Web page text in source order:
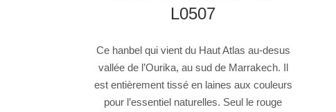
L0507
Ce hanbel qui vient du Haut Atlas au-desus
vallée de l’Ourika, au sud de Marrakech. Il
est entièrement tissé en laines aux couleurs
pour l’essentiel naturelles. Seul le rouge